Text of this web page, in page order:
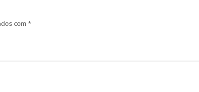
com *